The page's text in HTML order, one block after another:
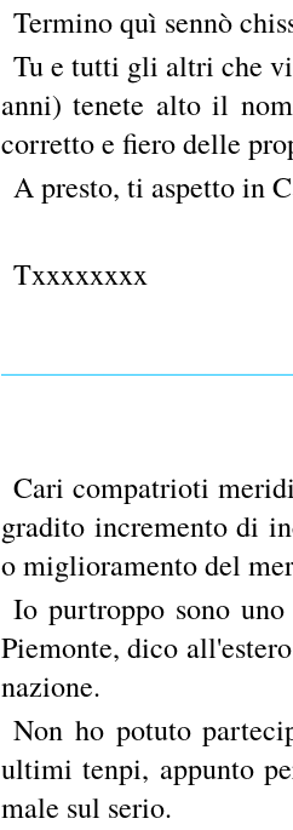
Termino quì sennò
Tu e tutti gli altri che
anni) tenete alto il
corretto e fiero delle
A presto, ti aspetto in
Txxxxxxxx
Cari compatrioti
gradito incremento di
o miglioramento del
Io purtroppo sono
Piemonte, dico
nazione.
Non ho potuto
ultimi tenpi, appunto
male sul serio.